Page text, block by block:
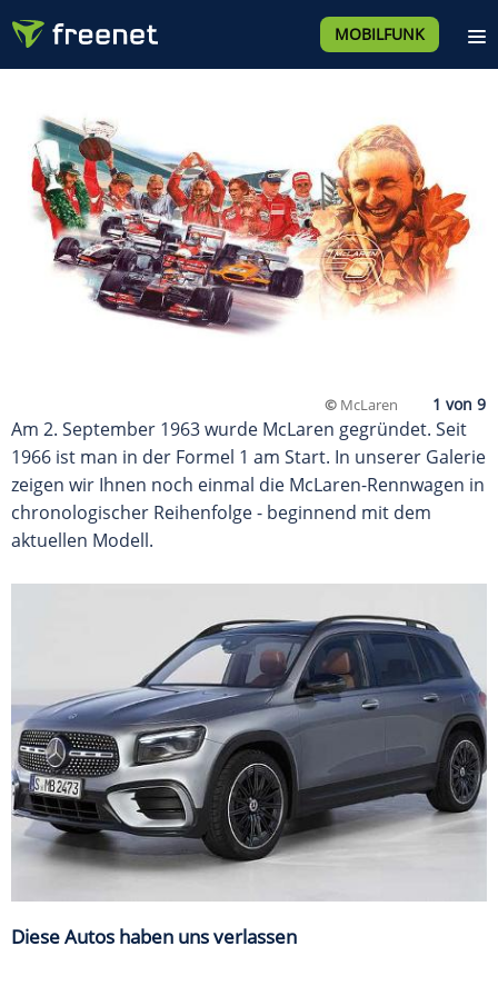
MOBILFUNK
© McLaren
Am 2. September 1963 wurde McLaren gegründet. Seit
1966 ist man in der Formel 1 am Start. In unserer Galerie
zeigen wir Ihnen noch einmal die McLaren-Rennwagen in
chronologischer Reihenfolge - beginnend mit dem
aktuellen Modell.
Diese Autos haben uns verlassen